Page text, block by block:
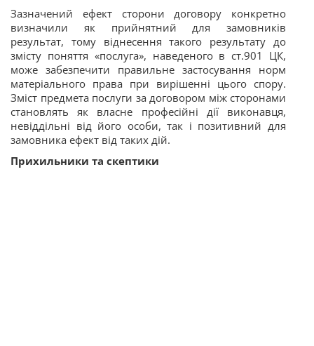
Зазначений ефект сторони договору конкретно
визначили як прийнятний для замовників
результат, тому віднесення такого результату до
змісту поняття «послуга», наведеного в ст.901 ЦК,
може забезпечити правильне застосування норм
матеріального права при вирішенні цього спору.
Зміст предмета послуги за договором між сторонами
становлять як власне професійні дії виконавця,
невіддільні від його особи, так і позитивний для
замовника ефект від таких дій.
Прихильники та скептики